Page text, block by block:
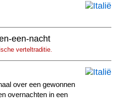
een-nacht
verteltraditie.
over een gewonnen
overnachten in een